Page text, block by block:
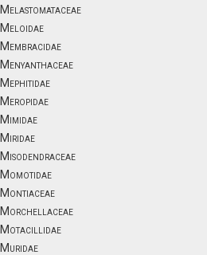
Melastomataceae
Meloidae
Membracidae
Menyanthaceae
Mephitidae
Meropidae
Mimidae
Miridae
Misodendraceae
Momotidae
Montiaceae
Morchellaceae
Motacillidae
Muridae